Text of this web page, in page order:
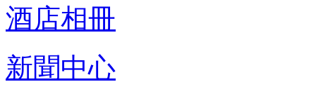
酒店相冊
新聞中心